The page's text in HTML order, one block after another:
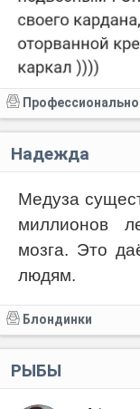
Надежда
Медуза
миллионов
мозга. Это
людям.
Блондинки
РЫБЫ